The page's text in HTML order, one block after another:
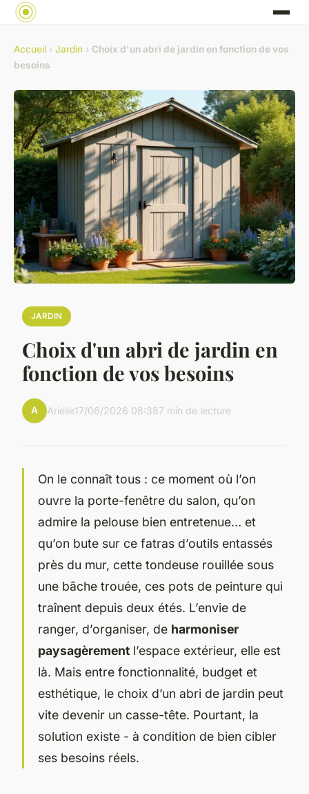
Accueil › Jardin › Choix d'un abri de jardin en fonction de vos
besoins
JARDIN
Choix d'un abri de jardin en
fonction de vos besoins
A Arielle17/06/2026 08:387 min de lecture
On le connaît tous : ce moment où l’on
ouvre la porte-fenêtre du salon, qu’on
admire la pelouse bien entretenue… et
qu’on bute sur ce fatras d’outils entassés
près du mur, cette tondeuse rouillée sous
une bâche trouée, ces pots de peinture qui
traînent depuis deux étés. L’envie de
ranger, d’organiser, de harmoniser
paysagèrement l’espace extérieur, elle est
là. Mais entre fonctionnalité, budget et
esthétique, le choix d’un abri de jardin peut
vite devenir un casse-tête. Pourtant, la
solution existe - à condition de bien cibler
ses besoins réels.